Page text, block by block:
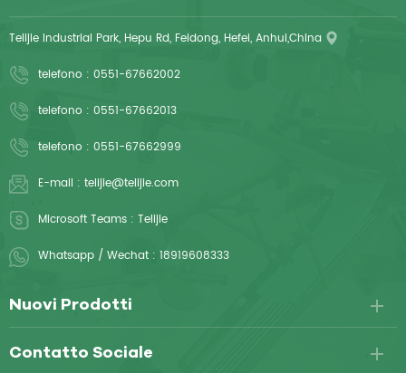
Telijie Industrial Park, Hepu Rd, Feidong, Hefei, Anhui,China
telefono : 0551-67662002
telefono : 0551-67662013
telefono : 0551-67662999
E-mail : telijie@telijie.com
Microsoft Teams : Telijie
Whatsapp / Wechat : 18919608333
Nuovi Prodotti
Contatto Sociale